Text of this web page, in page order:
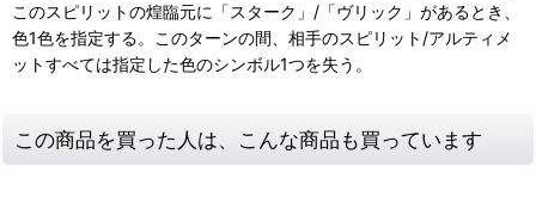
このスピリットの煌臨元に「スターク」/「ヴリック」があるとき、
色1色を指定する。このターンの間、相手のスピリット/アルティメ
ットすべては指定した色のシンボル1つを失う。
この商品を買った人は、こんな商品も買っています